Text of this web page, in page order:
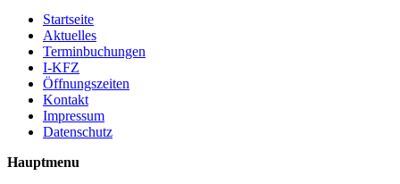
Startseite
Aktuelles
Terminbuchungen
I-KFZ
Öffnungszeiten
Kontakt
Impressum
Datenschutz
Hauptmenu